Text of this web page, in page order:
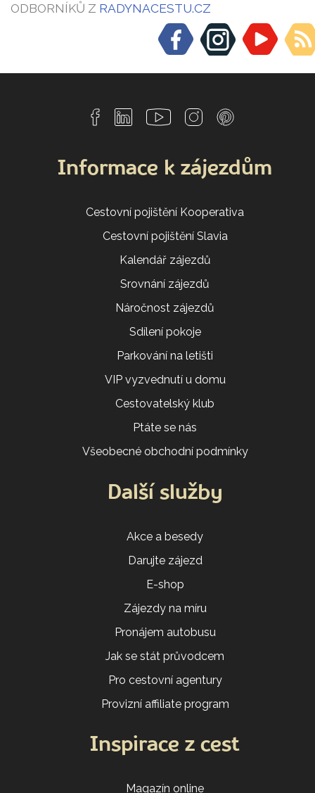
ODBORNÍKŮ Z RADYNACESTU.CZ
Informace k zájezdům
Cestovní pojištění Kooperativa
Cestovní pojištění Slavia
Kalendář zájezdů
Srovnání zájezdů
Náročnost zájezdů
Sdílení pokoje
Parkování na letišti
VIP vyzvednutí u domu
Cestovatelský klub
Ptáte se nás
Všeobecné obchodní podmínky
Další služby
Akce a besedy
Darujte zájezd
E-shop
Zájezdy na míru
Pronájem autobusu
Jak se stát průvodcem
Pro cestovní agentury
Provizní affiliate program
Inspirace z cest
Magazín online